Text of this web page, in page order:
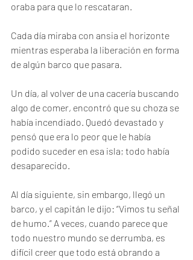
oraba para que lo rescataran.
Cada día miraba con ansia el horizonte
mientras esperaba la liberación en forma
de algún barco que pasara.
Un día, al volver de una cacería buscando
algo de comer, encontró que su choza se
había incendiado. Quedó devastado y
pensó que era lo peor que le había
podido suceder en esa isla; todo había
desaparecido.
Al día siguiente, sin embargo, llegó un
barco, y el capitán le dijo: “Vimos tu señal
de humo.” A veces, cuando parece que
todo nuestro mundo se derrumba, es
difícil creer que todo está obrando a